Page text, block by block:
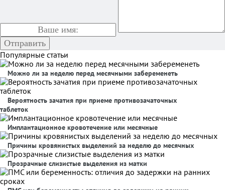
Популярные статьи
Можно ли за неделю перед месячными забеременеть
Вероятность зачатия при приеме противозачаточных
таблеток
Имплантационное кровотечение или месячные
Причины кровянистых выделений за неделю до месячных
Прозрачные слизистые выделения из матки